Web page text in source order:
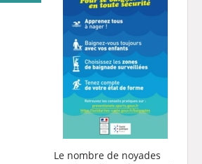
Le nombre de noyades